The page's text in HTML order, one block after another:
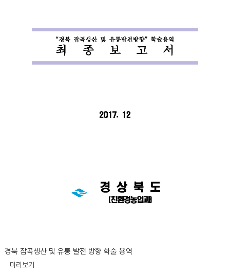
경북 잡곡생산 및 유통 발전 방향 학술 용역
미리보기